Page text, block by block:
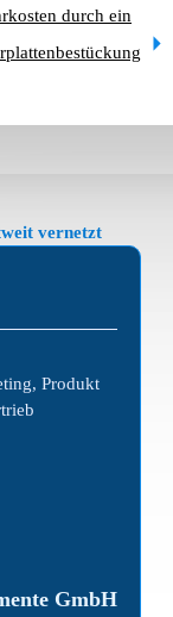
durch ein
vernetzt
Produkt
GmbH